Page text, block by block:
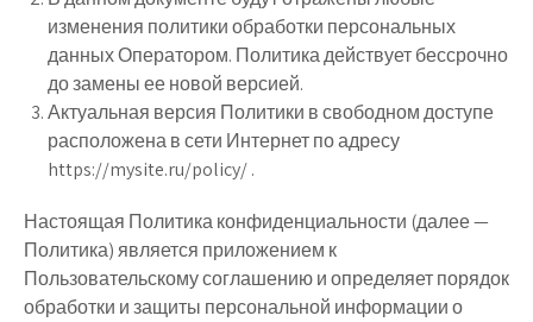
изменения политики обработки персональных
данных Оператором. Политика действует бессрочно
до замены ее новой версией.
Актуальная версия Политики в свободном доступе
расположена в сети Интернет по адресу
https://mysite.ru/policy/ .
Настоящая Политика конфиденциальности (далее —
Политика) является приложением к
Пользовательскому соглашению и определяет порядок
обработки и защиты персональной информации о